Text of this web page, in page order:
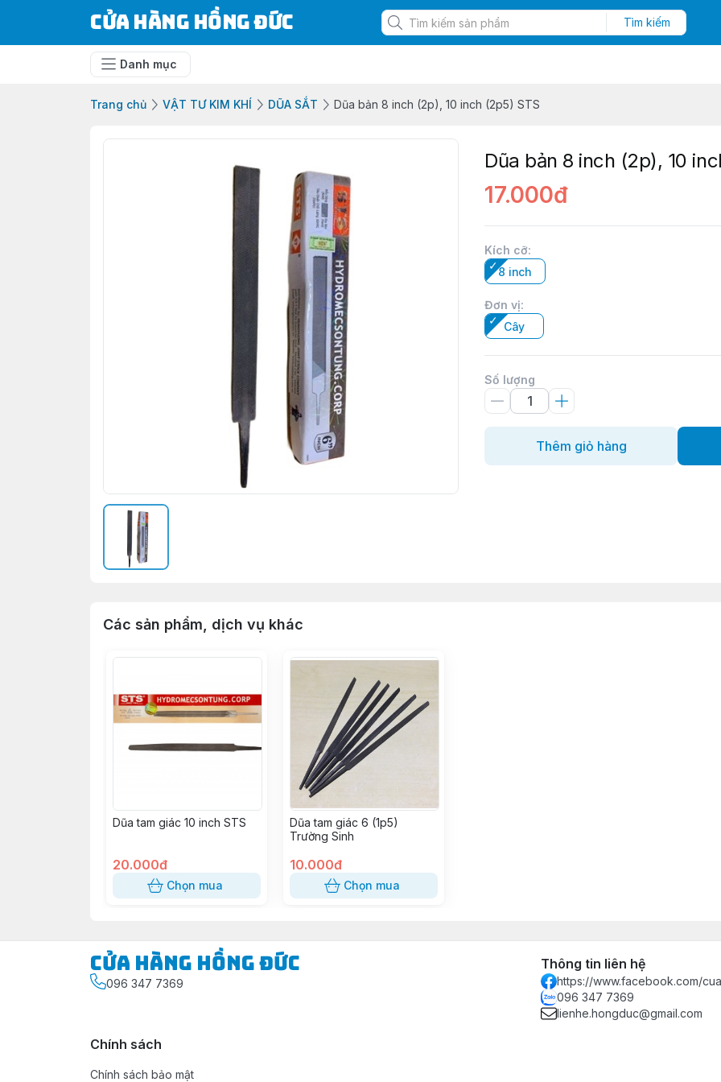
Cửa Hàng Hồng Đức Tìm kiếm
Danh mục
Trang chủ VẬT TƯ KIM KHÍ DŨA SẮT Dũa bản 8 inch (2p), 10 inch (2p5) STS
Dũa bản 8 inch (2p), 10
17.000đ
Kích cỡ:
8 inch
Đơn vị:
Cây
Số lượng
Thêm giỏ hàng
Các sản phẩm, dịch vụ khác
Dũa tam giác 10 inch STS
20.000đ
Chọn mua
Dũa tam giác 6 (1p5)
Trường Sinh
10.000đ
Chọn mua
Cửa Hàng Hồng Đức
096 347 7369
Thông tin liên hệ
https://www.facebook.com/
096 347 7369
lienhe.hongduc@gmail.com
Chính sách
Chính sách bảo mật